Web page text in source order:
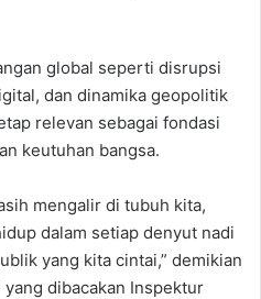
global seperti disrupsi
dan dinamika geopolitik
relevan sebagai fondasi
keutuhan bangsa.
mengalir di tubuh kita,
dalam setiap denyut nadi
yang kita cintai,” demikian
yang dibacakan Inspektur